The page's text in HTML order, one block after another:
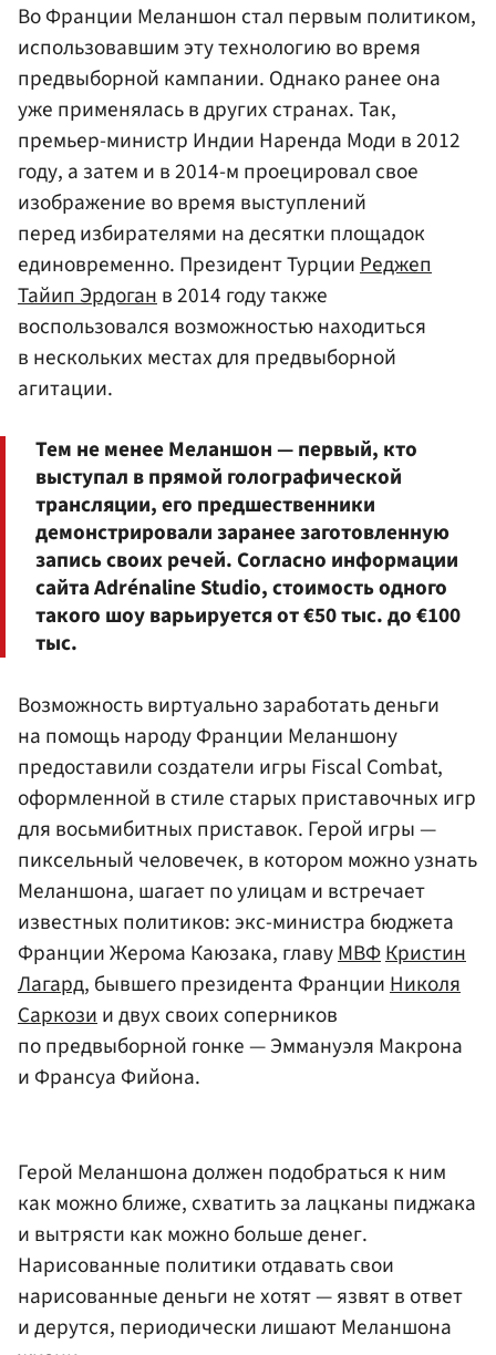
Во Франции Меланшон стал первым политиком,
использовавшим эту технологию во время
предвыборной кампании. Однако ранее она
уже применялась в других странах. Так,
премьер-министр Индии Наренда Моди в 2012
году, а затем и в 2014-м проецировал свое
изображение во время выступлений
перед избирателями на десятки площадок
единовременно. Президент ТурцииРеджеп
Тайип Эрдоганв 2014 году также
воспользовался возможностью находиться
в нескольких местах для предвыборной
агитации.
Тем не менее Меланшон — первый, кто
выступал в прямой голографической
трансляции, его предшественники
демонстрировали заранее заготовленную
запись своих речей. Согласно информации
сайта Adrénaline Studio, стоимость одного
такого шоу варьируется от €50 тыс. до €100
тыс.
Возможность виртуально заработать деньги
на помощь народу Франции Меланшону
предоставили создатели игры Fiscal Combat,
оформленной в стиле старых приставочных игр
для восьмибитных приставок. Герой игры —
пиксельный человечек, в котором можно узнать
Меланшона, шагает по улицам и встречает
известных политиков: экс-министра бюджета
Франции Жерома Каюзака, главуМВФКристин
Лагард, бывшего президента ФранцииНиколя
Саркозии двух своих соперников
по предвыборной гонке — Эммануэля Макрона
и Франсуа Фийона.
Герой Меланшона должен подобраться к ним
как можно ближе, схватить за лацканы пиджака
и вытрясти как можно больше денег.
Нарисованные политики отдавать свои
нарисованные деньги не хотят — язвят в ответ
и дерутся, периодически лишают Меланшона